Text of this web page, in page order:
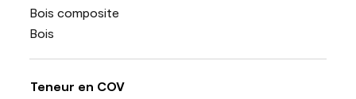
Bois composite
Bois
Teneur en COV